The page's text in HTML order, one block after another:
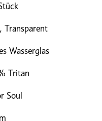
Transparent
Wasserglas
Tritan
Soul